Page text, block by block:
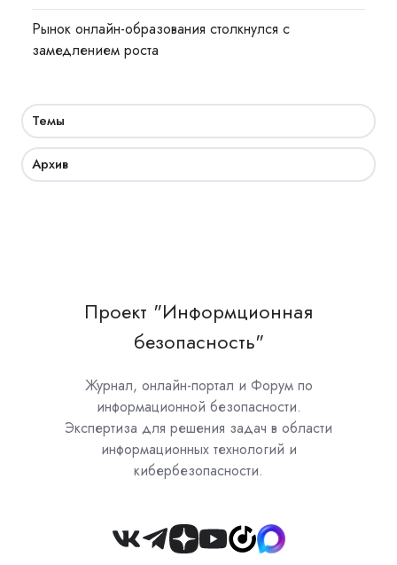
Рынок онлайн-образования столкнулся с
замедлением роста
Темы
Архив
Проект "Информционная
безопасность"
Журнал, онлайн-портал и Форум по
информационной безопасности.
Экспертиза для решения задач в области
информационных технологий и
кибербезопасности.
Join